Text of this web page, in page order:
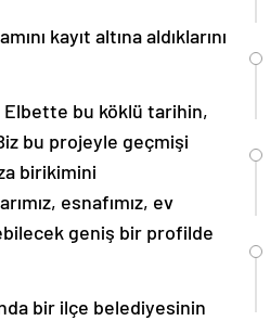
kayıt altına aldıklarını
Elbette bu köklü tarihin,
bu projeyle geçmişi
birikimini
esnafımız, ev
geniş bir profilde
bir ilçe belediyesinin